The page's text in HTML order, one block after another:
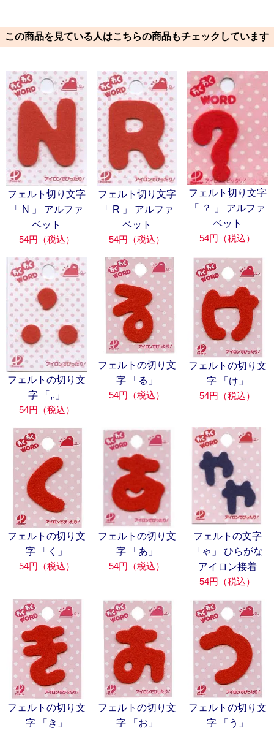
この商品を見ている人はこちらの商品もチェックしています
フェルト切り文字
「 N 」 アルファ
ベット
54円（税込）
フェルト切り文字
「 R 」 アルファ
ベット
54円（税込）
フェルト切り文字
「 ？ 」 アルファ
ベット
54円（税込）
フェルトの切り文
字 「,.」
54円（税込）
フェルトの切り文
字 「る」
54円（税込）
フェルトの切り文
字 「け」
54円（税込）
フェルトの切り文
字 「く」
54円（税込）
フェルトの切り文
字 「あ」
54円（税込）
フェルトの文字
「ゃ」 ひらがな
アイロン接着
54円（税込）
フェルトの切り文
字 「き」
フェルトの切り文
字 「お」
フェルトの切り文
字 「う」